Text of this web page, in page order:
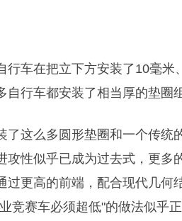
行车在把立下方安装了10毫米
行车都安装了相当厚的垫圈组
了这么多圆形垫圈和一个传统
攻性似乎已成为过去式，更多
过更高的前端，配合现代几何
竞赛车必须超低"的做法似乎正